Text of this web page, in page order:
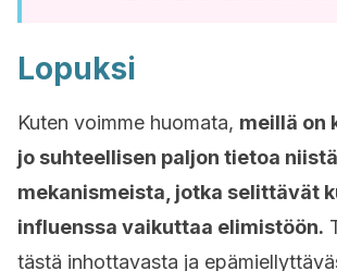
Lopuksi
Kuten voimme huomata, meillä on
jo suhteellisen paljon tietoa niistä
mekanismeista, jotka selittävät
influenssa vaikuttaa elimistöön.
tästä inhottavasta ja